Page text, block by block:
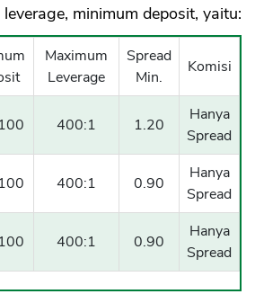
minimum deposit, yaitu:
Maximum
Leverage
Spread
Min.
Komisi
400:1 1.20
Hanya
Spread
400:1 0.90
Hanya
Spread
400:1 0.90
Hanya
Spread